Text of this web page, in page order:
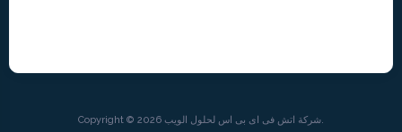
Copyright © 2026 شركة اتش فى اى بى اس لحلول الويب.